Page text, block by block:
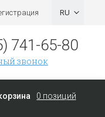
741-65-80
звонок
0 позиций